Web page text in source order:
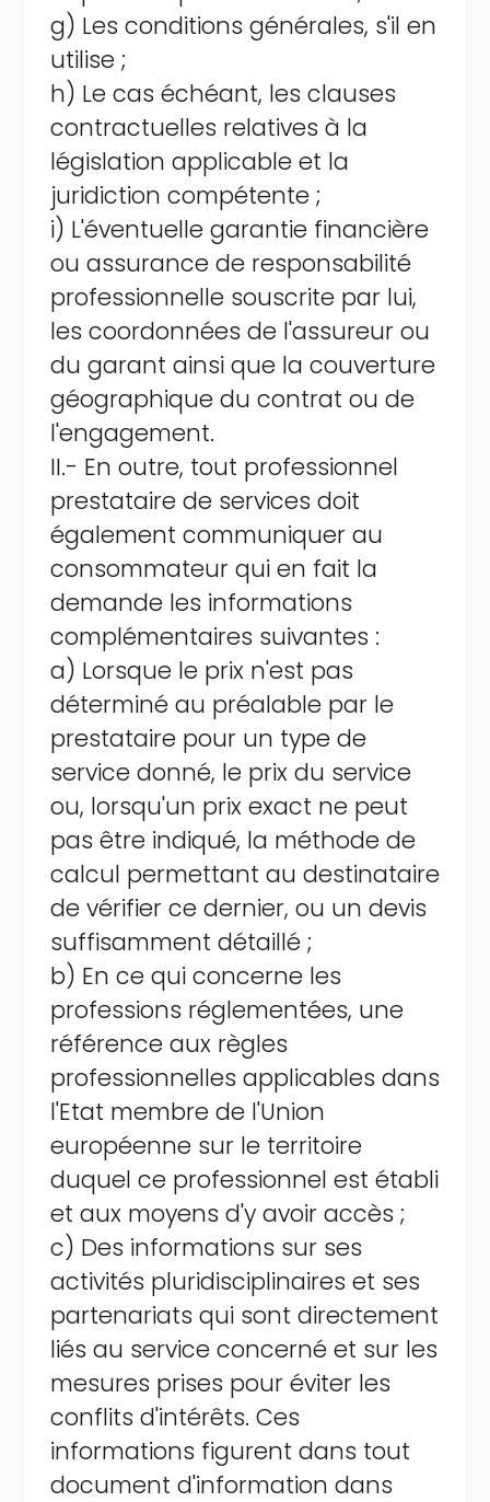
g) Les conditions générales, s'il en
utilise ;
h) Le cas échéant, les clauses
contractuelles relatives à la
législation applicable et la
juridiction compétente ;
i) L'éventuelle garantie financière
ou assurance de responsabilité
professionnelle souscrite par lui,
les coordonnées de l'assureur ou
du garant ainsi que la couverture
géographique du contrat ou de
l'engagement.
II.- En outre, tout professionnel
prestataire de services doit
également communiquer au
consommateur qui en fait la
demande les informations
complémentaires suivantes :
a) Lorsque le prix n'est pas
déterminé au préalable par le
prestataire pour un type de
service donné, le prix du service
ou, lorsqu'un prix exact ne peut
pas être indiqué, la méthode de
calcul permettant au destinataire
de vérifier ce dernier, ou un devis
suffisamment détaillé ;
b) En ce qui concerne les
professions réglementées, une
référence aux règles
professionnelles applicables dans
l'Etat membre de l'Union
européenne sur le territoire
duquel ce professionnel est établi
et aux moyens d'y avoir accès ;
c) Des informations sur ses
activités pluridisciplinaires et ses
partenariats qui sont directement
liés au service concerné et sur les
mesures prises pour éviter les
conflits d'intérêts. Ces
informations figurent dans tout
document d'information dans